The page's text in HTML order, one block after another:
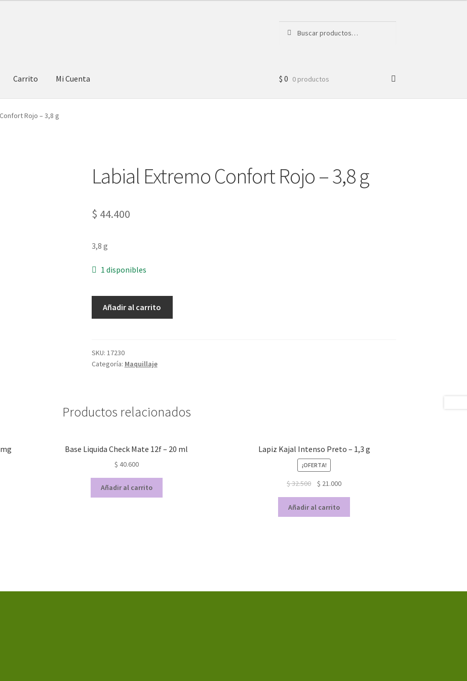
por:
Carrito Mi Cuenta $ 0 0 productos
Rojo – 3,8 g
Labial Extremo Confort Rojo – 3,8 g
$ 44.400
3,8 g
1 disponibles
-
3,8
Añadir al carrito
SKU: 17230
Categoría: Maquillaje
Productos relacionados
Base Liquida Check Mate 12f – 20 ml
$ 40.600
Añadir al carrito
Lapiz Kajal Intenso Preto – 1,3 g
¡OFERTA!
$32.500 $ 21.000
Añadir al carrito